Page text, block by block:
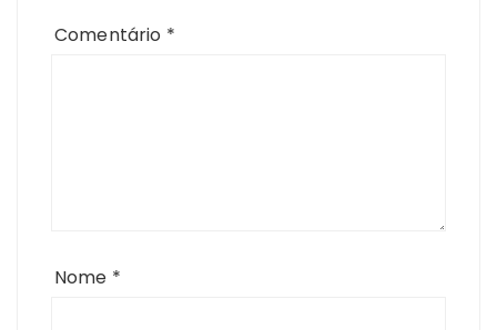
Comentário *
Nome *